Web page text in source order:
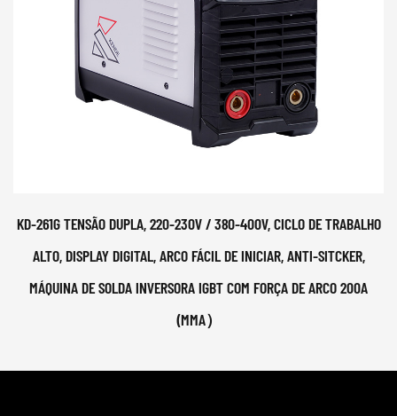
KD-261G TENSÃO DUPLA, 220-230V / 380-400V, CICLO DE TRABALHO
ALTO, DISPLAY DIGITAL, ARCO FÁCIL DE INICIAR, ANTI-SITCKER,
MÁQUINA DE SOLDA INVERSORA IGBT COM FORÇA DE ARCO 200A
(MMA）